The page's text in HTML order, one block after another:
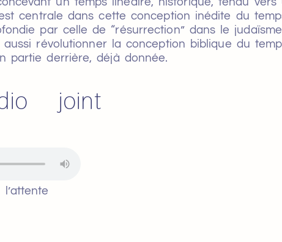
centrale dans cette conception inédite du
par celle de “résurrection” dans le
révolutionner la conception biblique du
partie derrière, déjà donnée.
joint